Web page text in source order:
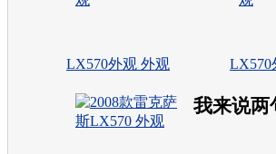
LX570外观 外观 LX570
我来说两